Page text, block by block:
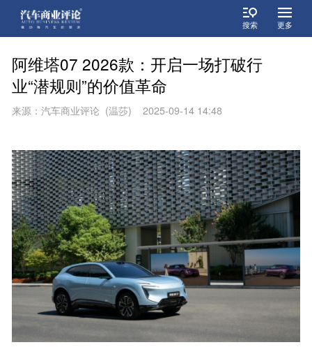
搜索 更多
阿维塔07 2026款：开启一场打破行
业“潜规则”的价值革命
来源：汽车商业评论 (温莎) 2025-09-14 14:48